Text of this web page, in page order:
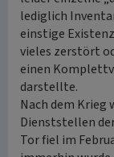
lediglich
einstige
vieles zerstört
einen
darstellte.
Nach dem Krieg
Dienststellen
Tor fiel im